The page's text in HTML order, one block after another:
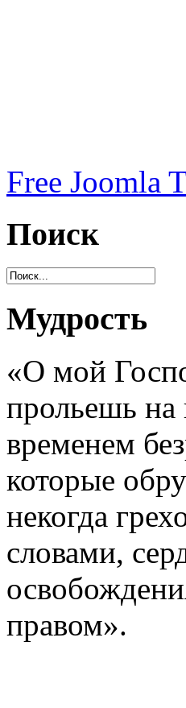
Free Joomla
Поиск
Мудрость
«О мой
прольешь
временем
которые
некогда
словами,
правом».